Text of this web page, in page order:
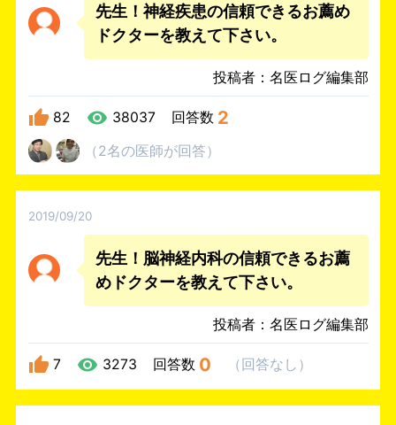
先生！神経疾患の信頼できるお薦め
ドクターを教えて下さい。
投稿者：名医ログ編集部
82 38037 回答数 2
（2名の医師が回答）
2019/09/20
先生！脳神経内科の信頼できるお薦
めドクターを教えて下さい。
投稿者：名医ログ編集部
7 3273 回答数 0 （回答なし ）